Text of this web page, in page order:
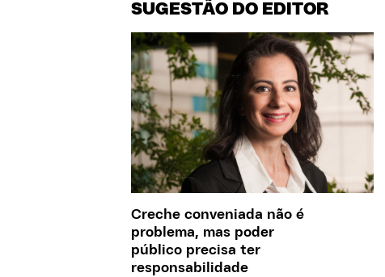
SUGESTÃO DO EDITOR
Creche conveniada não é
problema, mas poder
público precisa ter
responsabilidade